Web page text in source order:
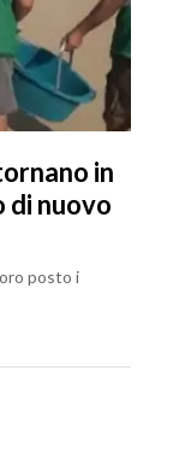
in
di nuovo
posto i